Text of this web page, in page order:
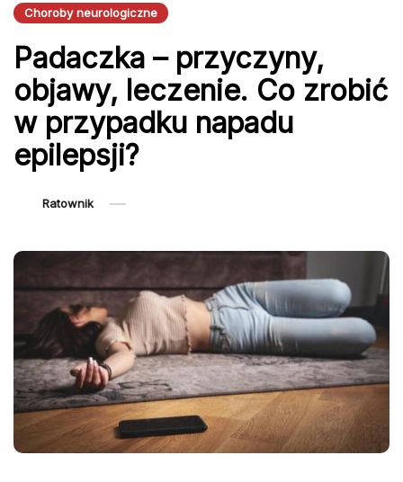
ratownictwa
Choroby neurologiczne
Padaczka – przyczyny,
objawy, leczenie. Co zrobić
w przypadku napadu
epilepsji?
Ratownik